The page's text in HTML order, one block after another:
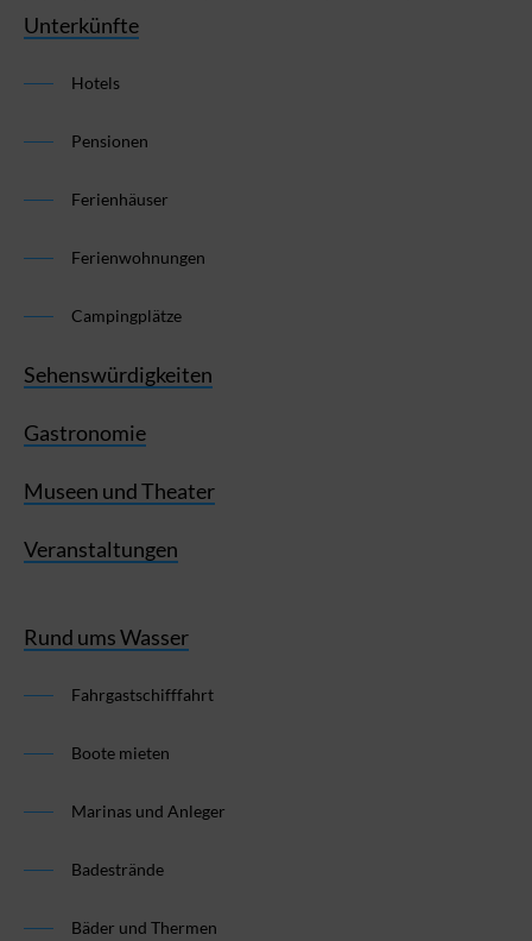
Unterkünfte
Hotels
Pensionen
Ferienhäuser
Ferienwohnungen
Campingplätze
Sehenswürdigkeiten
Gastronomie
Museen und Theater
Veranstaltungen
Rund ums Wasser
Fahrgastschifffahrt
Boote mieten
Marinas und Anleger
Badestrände
Bäder und Thermen